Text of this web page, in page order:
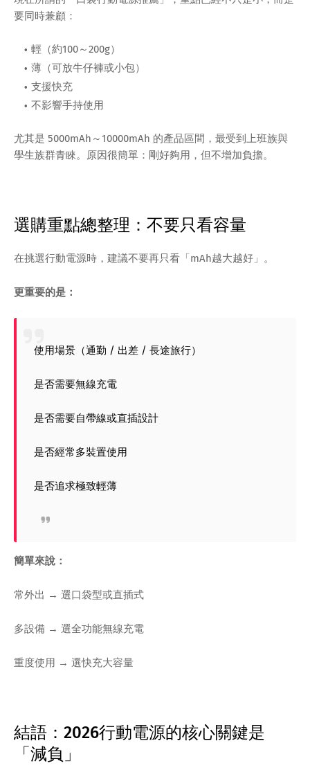
要同時兼顧：
輕（約100～200g）
薄（可放牛仔褲或小包）
支援快充
不影響手持使用
尤其是 5000mAh～10000mAh 的產品區間，最受到上班族與
學生族群青睞。原因很簡單：剛好夠用，但不增加負擔。
選購重點總整理：不要只看容量
在挑選行動電源時，建議不要再只看「mAh越大越好」。
更重要的是：
使用場景（通勤 / 出差 / 長途旅行）
是否需要無線充電
是否需要自帶線或直插設計
是否經常多裝置使用
是否追求極致輕薄
簡單來說：
常外出 → 選口袋型或直插式
多設備 → 選全功能無線充電
重度使用 → 選快充大容量
結語：2026行動電源的核心關鍵是
「減負」